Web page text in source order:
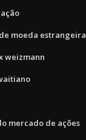
moeda estrangeira
weizmann
mercado de ações